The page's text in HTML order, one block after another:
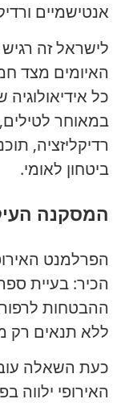
אנטישמיים
לישראל זה
האיומים מצד
כל
במאוחר
רדיקליזציה,
ביטחון לאומי.
המסקנה
הכיר: בעיית
ההבטחות
ללא תנאים רק
כעת השאלה
האירופי ילווה